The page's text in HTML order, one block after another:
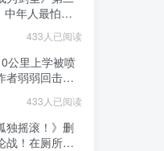
中年人最怕的
是没人愿意再
433人已阅读
公里上学被喷
者弱弱回击：
433人已阅读
独摇滚！》删
战！在厕所吃